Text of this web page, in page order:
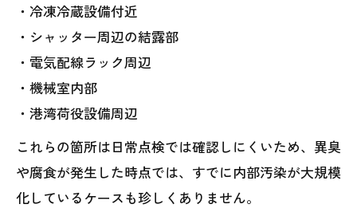
・冷凍冷蔵設備付近
・シャッター周辺の結露部
・電気配線ラック周辺
・機械室内部
・港湾荷役設備周辺
これらの箇所は日常点検では確認しにくいため、異臭
や腐食が発生した時点では、すでに内部汚染が大規模
化しているケースも珍しくありません。